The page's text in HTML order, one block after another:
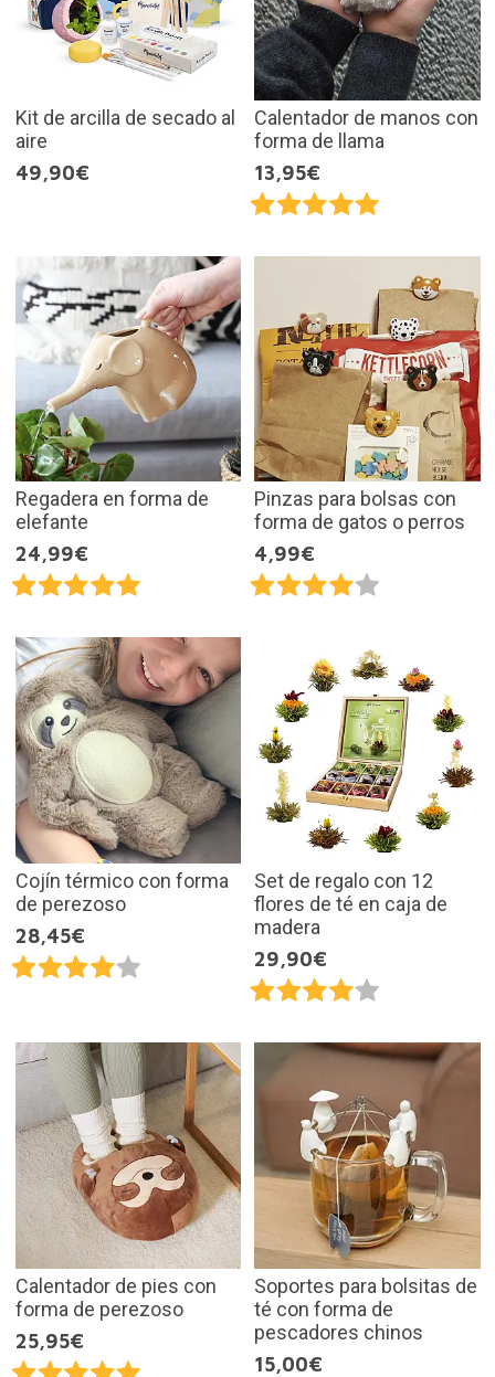
Kit de arcilla de secado al
aire
49,90€
Calentador de manos con
forma de llama
13,95€
Regadera en forma de
elefante
24,99€
Pinzas para bolsas con
forma de gatos o perros
4,99€
Cojín térmico con forma
de perezoso
28,45€
Set de regalo con 12
flores de té en caja de
madera
29,90€
Calentador de pies con
forma de perezoso
25,95€
Soportes para bolsitas de
té con forma de
pescadores chinos
15,00€